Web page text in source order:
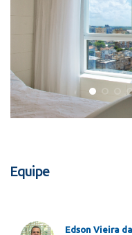
Equipe
Edson Vieira